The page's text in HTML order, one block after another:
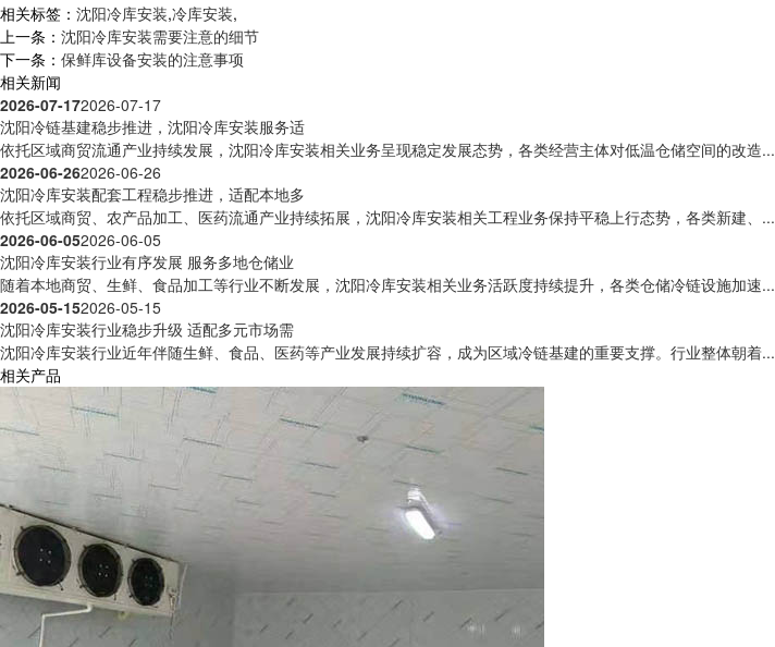
相关标签： 沈阳冷库安装,冷库安装,
上一条： 沈阳冷库安装需要注意的细节
下一条： 保鲜库设备安装的注意事项
相关新闻
2026-07-172026-07-17
沈阳冷链基建稳步推进，沈阳冷库安装服务适
依托区域商贸流通产业持续发展，沈阳冷库安装相关业务呈现稳定发展态势，各类经营主体对低温仓储空间的改造...
2026-06-262026-06-26
沈阳冷库安装配套工程稳步推进，适配本地多
依托区域商贸、农产品加工、医药流通产业持续拓展，沈阳冷库安装相关工程业务保持平稳上行态势，各类新建、...
2026-06-052026-06-05
沈阳冷库安装行业有序发展 服务多地仓储业
随着本地商贸、生鲜、食品加工等行业不断发展，沈阳冷库安装相关业务活跃度持续提升，各类仓储冷链设施加速...
2026-05-152026-05-15
沈阳冷库安装行业稳步升级 适配多元市场需
沈阳冷库安装行业近年伴随生鲜、食品、医药等产业发展持续扩容，成为区域冷链基建的重要支撑。行业整体朝着...
相关产品